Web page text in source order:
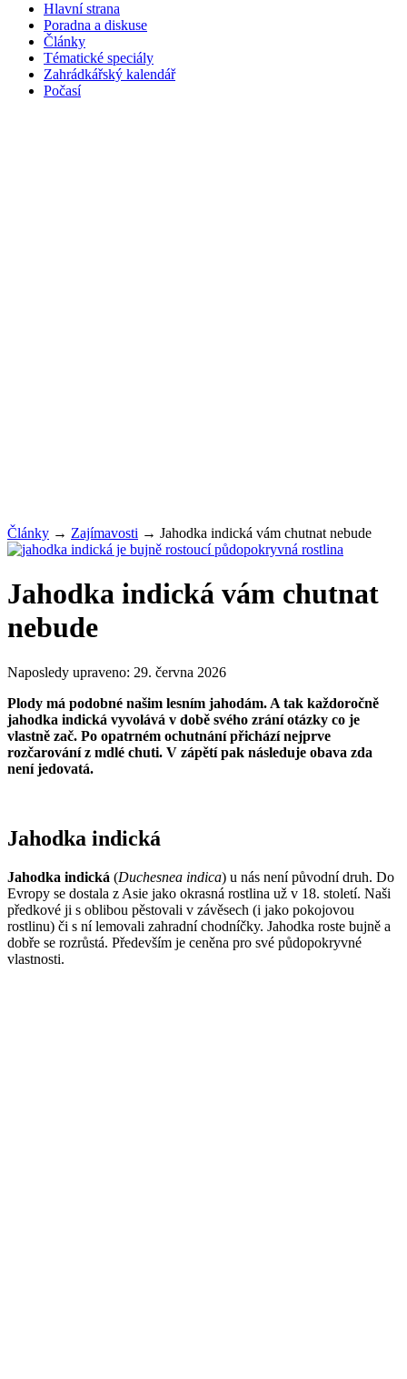
Hlavní strana
Poradna a diskuse
Články
Tématické speciály
Zahrádkářský kalendář
Počasí
Články → Zajímavosti → Jahodka indická vám chutnat nebude
Jahodka indická vám chutnat
nebude
Naposledy upraveno: 29. června 2026
Plody má podobné našim lesním jahodám. A tak každoročně
jahodka indická vyvolává v době svého zrání otázky co je
vlastně zač. Po opatrném ochutnání přichází nejprve
rozčarování z mdlé chuti. V zápětí pak následuje obava zda
není jedovatá.
Jahodka indická
Jahodka indická (Duchesnea indica) u nás není původní druh. Do
Evropy se dostala z Asie jako okrasná rostlina už v 18. století. Naši
předkové ji s oblibou pěstovali v závěsech (i jako pokojovou
rostlinu) či s ní lemovali zahradní chodníčky. Jahodka roste bujně a
dobře se rozrůstá. Především je ceněna pro své půdopokryvné
vlastnosti.